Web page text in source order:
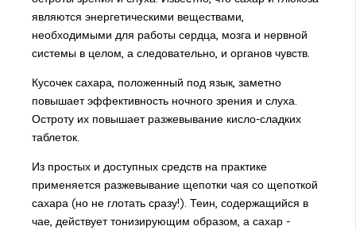
являются энергетическими веществами,
необходимыми для работы сердца, мозга и нервной
системы в целом, а следовательно, и органов чувств.
Кусочек сахара, положенный под язык, заметно
повышает эффективность ночного зрения и слуха.
Остроту их повышает разжевывание кисло-сладких
таблеток.
Из простых и доступных средств на практике
применяется разжевывание щепотки чая со щепоткой
сахара (но не глотать сразу!). Теин, содержащийся в
чае, действует тонизирующим образом, а сахар -